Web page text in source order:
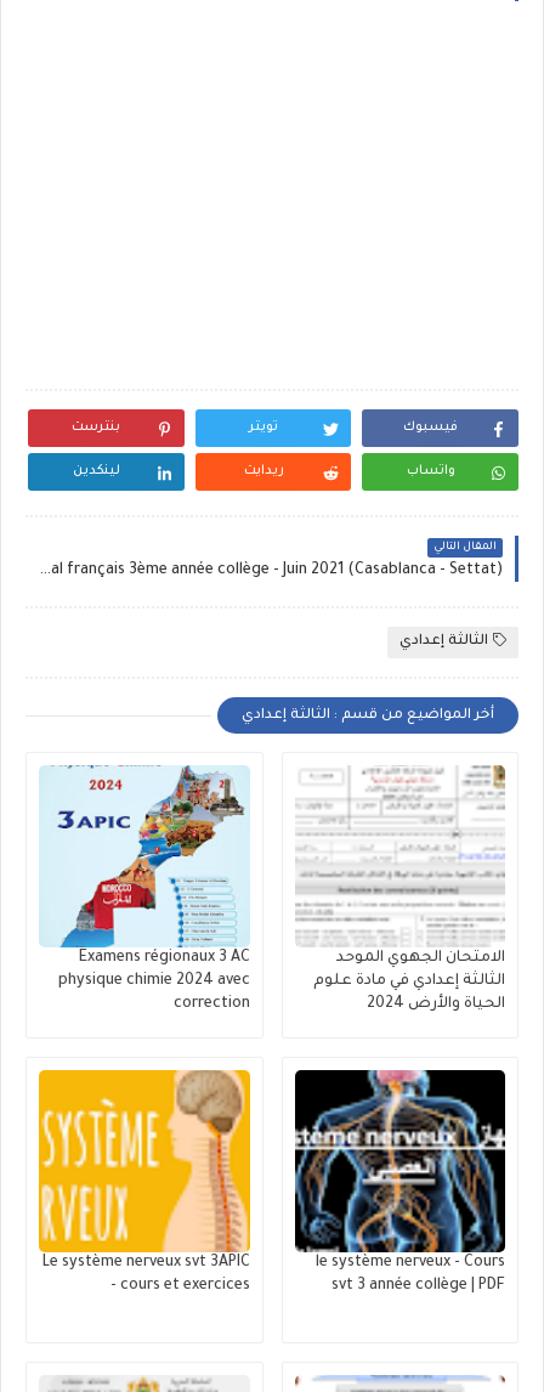
فيسبوك تويتر بنترست
واتساب ريدايت لينكدين
المقال التالي
Examen normalisé régional français 3ème année collège - Juin 2021 (Casablanca - Settat)
الثالثة إعدادي
أخر المواضيع من قسم : الثالثة إعدادي
الامتحان الجهوي الموحد
الثالثة إعدادي في مادة علوم
الحياة والأرض 2024
Examens régionaux 3 AC
physique chimie 2024 avec
correction
le système nerveux - Cours
svt 3 année collège | PDF
Le système nerveux svt 3APIC
- cours et exercices